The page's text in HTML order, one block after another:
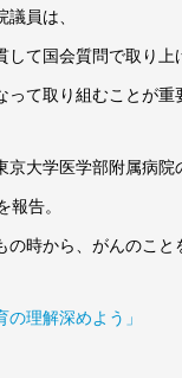
員は、
て国会質問で取り
って取り組むことが
大学医学部附属病院
報告。
の時から、がんのこ
理解深めよう」